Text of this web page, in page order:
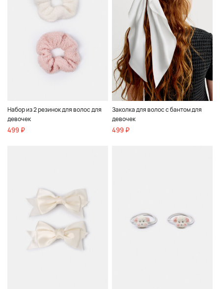
Набор из 2 резинок для волос для
девочек
499 ₽
Заколка для волос с бантом для
девочек
499 ₽